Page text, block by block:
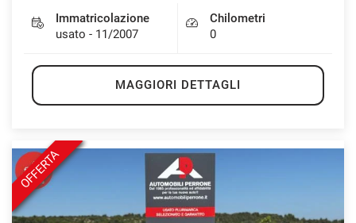
Immatricolazione
usato - 11/2007
Chilometri
0
MAGGIORI DETTAGLI
OFFERTA